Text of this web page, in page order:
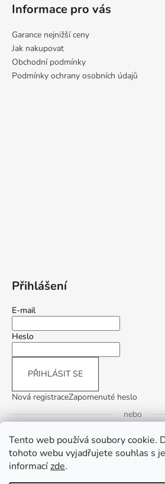
Tento web používá soubory cookie.
tohoto webu vyjadřujete souhlas s
informacízde.
Informace pro vás
Garance nejnižší ceny
Jak nakupovat
Obchodní podmínky
Podmínky ochrany osobních údajů
Přihlášení
E-mail
Heslo
PŘIHLÁSIT SE
Nová registraceZapomenuté heslo
nebo
Přihlásit se